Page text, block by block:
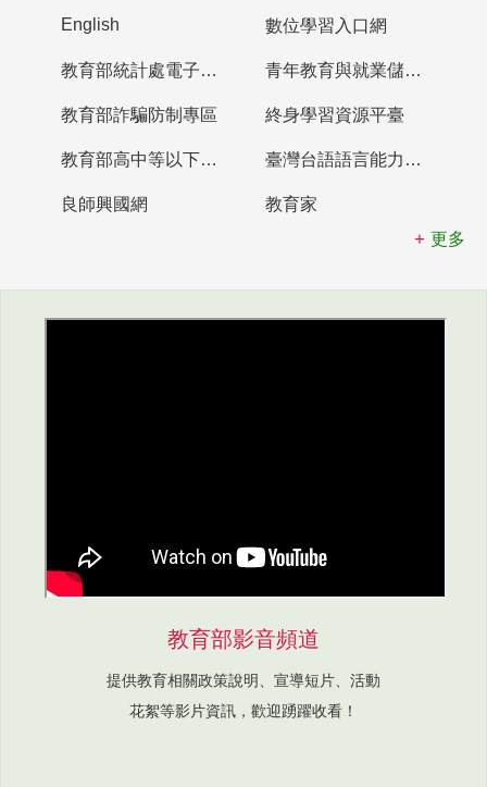
English 數位學習入口網
教育部統計處電子書櫃 青年教育與就業儲蓄帳戶
教育部詐騙防制專區 終身學習資源平臺
教育部高中等以下學校及幼兒園教師資格檢定考試 臺灣台語語言能力認證網站
良師興國網
教育家
更多
教育部影音頻道
提供教育相關政策說明、宣導短片、活動
花絮等影片資訊，歡迎踴躍收看！